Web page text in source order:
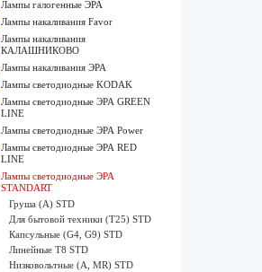
Лампы галогенные ЭРА
Лампы накаливания Favor
Лампы накаливания
КАЛАШНИКОВО
Лампы накаливания ЭРА
Лампы светодиодные KODAK
Лампы светодиодные ЭРА GREEN
LINE
Лампы светодиодные ЭРА Power
Лампы светодиодные ЭРА RED
LINE
Лампы светодиодные ЭРА
STANDART
Груша (A) STD
Для бытовой техники (Т25) STD
Капсульные (G4, G9) STD
Линейные Т8 STD
Низковольтные (А, MR) STD